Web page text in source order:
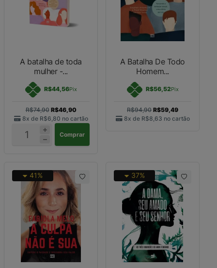
A batalha de toda
mulher -...
R$44,56Pix
R$74,90 R$46,90
8x de R$6,80 no cartão
Comprar
A Batalha De Todo
Homem...
R$56,52Pix
R$94,90 R$59,49
8x de R$8,63 no cartão
41% 37%